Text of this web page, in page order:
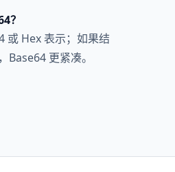
？
或 Hex 表示；如果结
Base64 更紧凑。